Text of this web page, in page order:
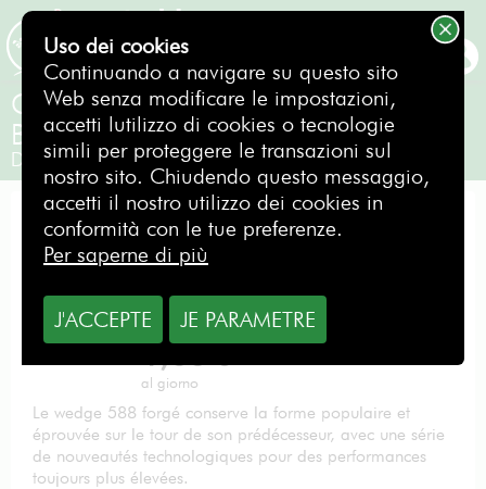
PRENOTAZIONE
Cleveland Wedge 52 ° - 588 Forged
Black Pearl 3.0
Destro
WEDGE
Da
1,00€
al giorno
Le wedge 588 forgé conserve la forme populaire et
éprouvée sur le tour de son prédécesseur, avec une série
de nouveautés technologiques pour des performances
toujours plus élevées.
Uso dei cookies
Continuando a navigare su questo sito
Web senza modificare le impostazioni,
accetti lutilizzo di cookies o tecnologie
simili per proteggere le transazioni sul
nostro sito. Chiudendo questo messaggio,
accetti il nostro utilizzo dei cookies in
conformità con le tue preferenze.
Per saperne di più
J'ACCEPTE JE PARAMETRE